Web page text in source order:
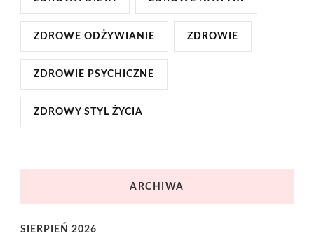
ZDROWE ODŻYWIANIE ZDROWIE
ZDROWIE PSYCHICZNE
ZDROWY STYL ŻYCIA
ARCHIWA
SIERPIEŃ 2026